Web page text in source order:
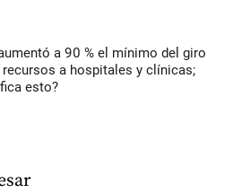
a 90 % el mínimo del giro
a hospitales y clínicas;
esto?